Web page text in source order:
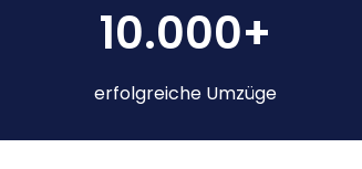
10.000+
erfolgreiche Umzüge